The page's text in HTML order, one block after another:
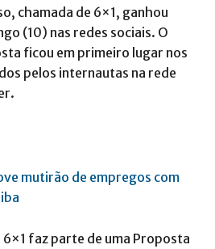
chamada de 6×1, ganhou
(10) nas redes sociais. O
ficou em primeiro lugar nos
pelos internautas na rede
mutirão de empregos com
faz parte de uma Proposta